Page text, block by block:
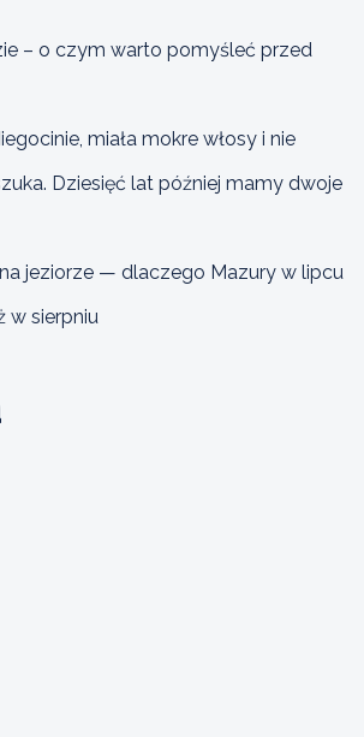
– o czym warto pomyśleć przed
miała mokre włosy i nie
Dziesięć lat później mamy dwoje
jeziorze — dlaczego Mazury w lipcu
w sierpniu